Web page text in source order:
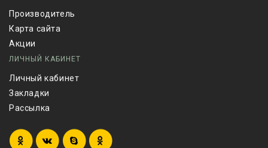
Производитель
Карта сайта
Акции
ЛИЧНЫЙ КАБИНЕТ
Личный кабинет
Закладки
Рассылка